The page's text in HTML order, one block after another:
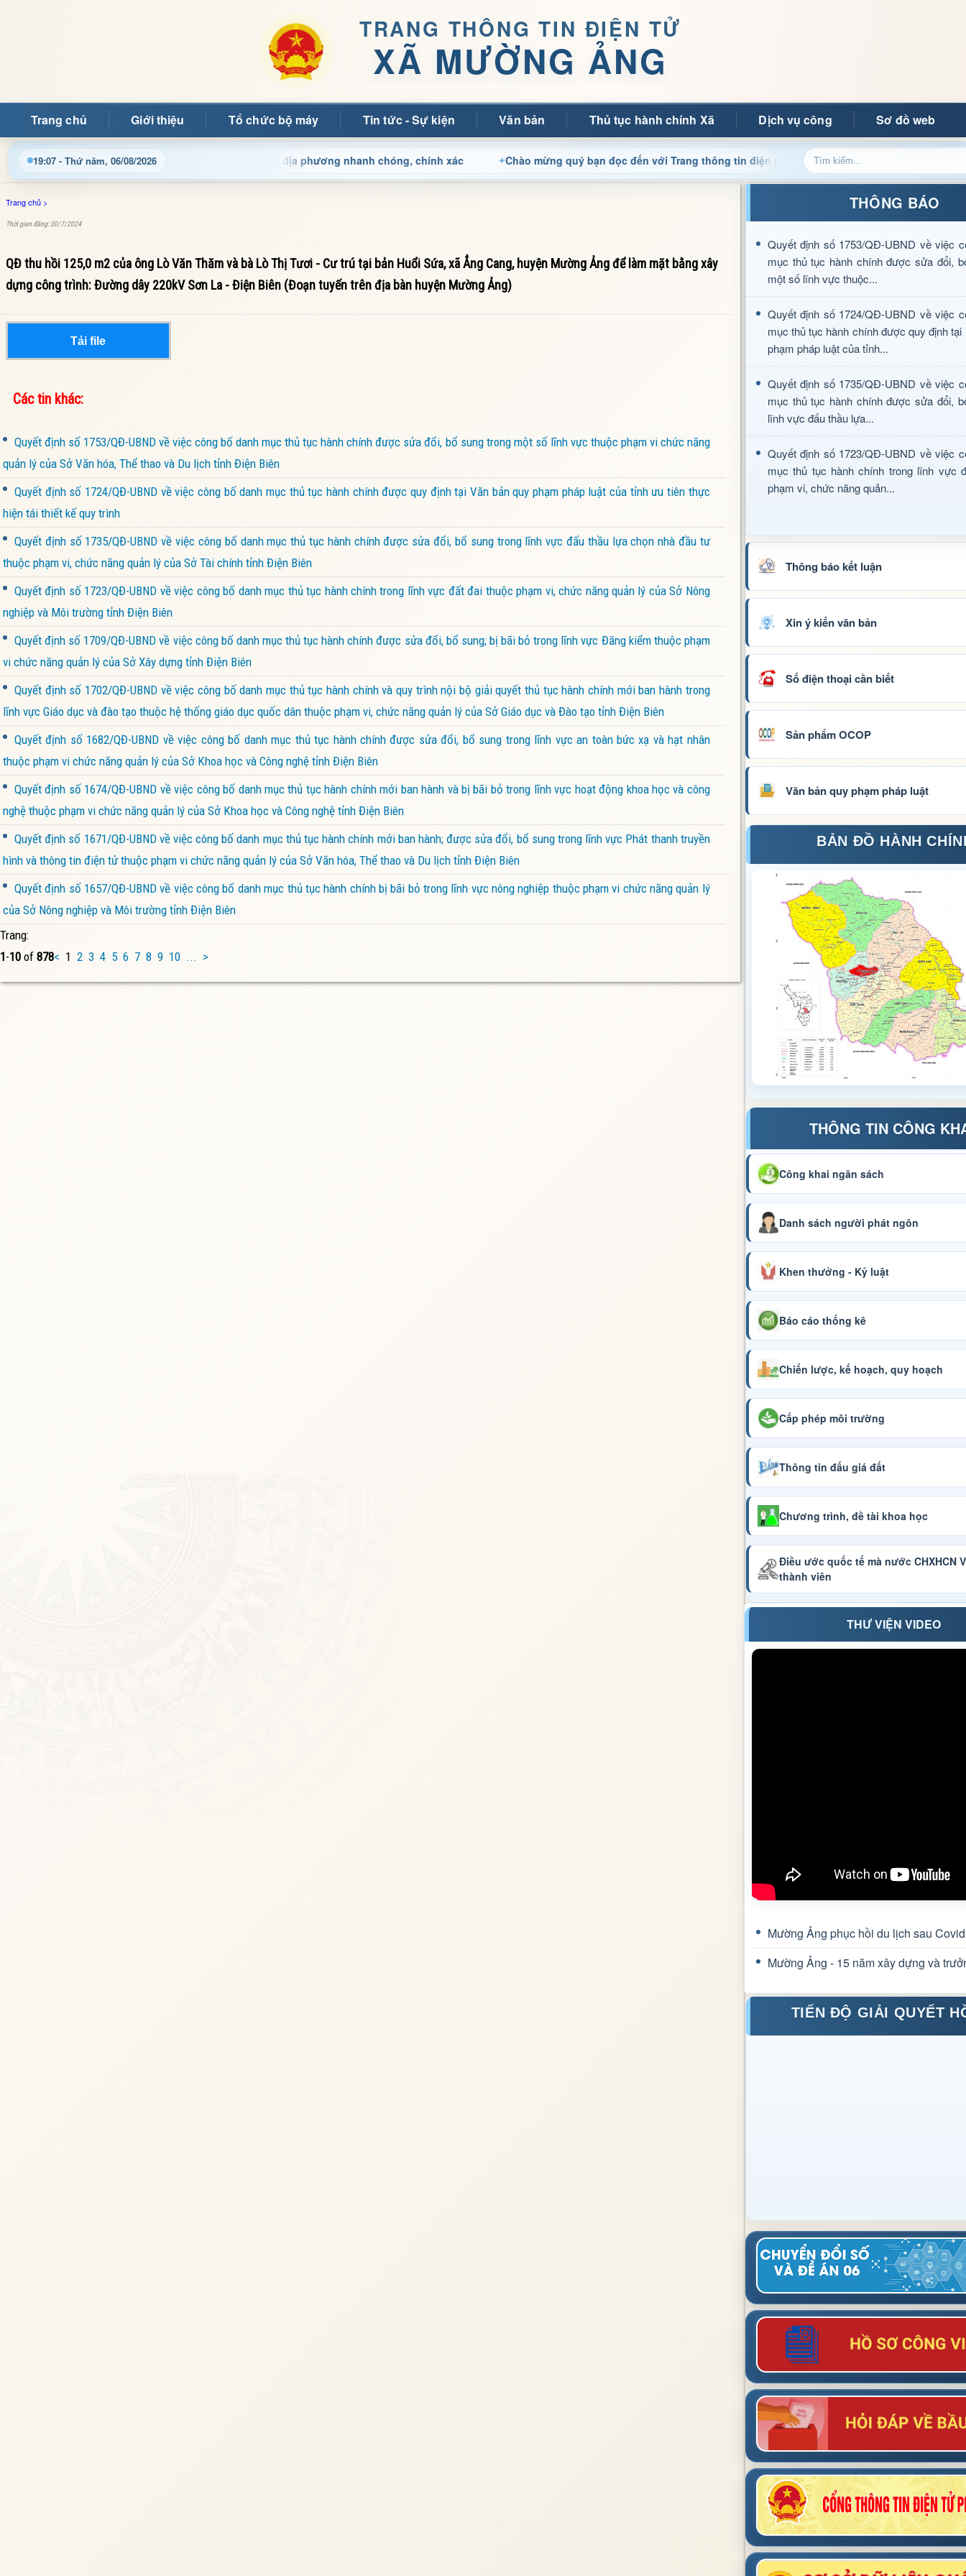
TRANG THÔNG TIN ĐIỆN TỬ
XÃ MƯỜNG ẢNG
Trang chủ Giới thiệu Tổ chức bộ máy Tin tức - Sự kiện Văn bản Thủ tục hành chính Xã Dịch vụ công Sơ đồ web
19:07 - Thứ năm, 06/08/2026
tin điều hành, thủ tục hành chính và tin tức địa phương nhanh chóng, chính xác Chào mừng quý bạn đọc đến với Trang thông tin điện tử xã Mường Ảng Cập nhật thông tin
Trang chủ >
Thời gian đăng: 30/7/2024
QĐ thu hồi 125,0 m2 của ông Lò Văn Thăm và bà Lò Thị Tươi - Cư trú tại bản Huổi Sứa, xã Ẳng Cang, huyện Mường Ảng để làm mặt bằng xây
dựng công trình: Đường dây 220kV Sơn La - Điện Biên (Đoạn tuyến trên địa bàn huyện Mường Ảng)
Tải file
Các tin khác:
Quyết định số 1753/QĐ-UBND về việc công bố danh mục thủ tục hành chính được sửa đổi, bổ sung trong một số lĩnh vực thuộc phạm vi chức năng
quản lý của Sở Văn hóa, Thể thao và Du lịch tỉnh Điện Biên
Quyết định số 1724/QĐ-UBND về việc công bố danh mục thủ tục hành chính được quy định tại Văn bản quy phạm pháp luật của tỉnh ưu tiên thực
hiện tái thiết kế quy trình
Quyết định số 1735/QĐ-UBND về việc công bố danh mục thủ tục hành chính được sửa đổi, bổ sung trong lĩnh vực đấu thầu lựa chọn nhà đầu tư
thuộc phạm vi, chức năng quản lý của Sở Tài chính tỉnh Điện Biên
Quyết định số 1723/QĐ-UBND về việc công bố danh mục thủ tục hành chính trong lĩnh vực đất đai thuộc phạm vi, chức năng quản lý của Sở Nông
nghiệp và Môi trường tỉnh Điện Biên
Quyết định số 1709/QĐ-UBND về việc công bố danh mục thủ tục hành chính được sửa đổi, bổ sung; bị bãi bỏ trong lĩnh vực Đăng kiểm thuộc phạm
vi chức năng quản lý của Sở Xây dựng tỉnh Điện Biên
Quyết định số 1702/QĐ-UBND về việc công bố danh mục thủ tục hành chính và quy trình nội bộ giải quyết thủ tục hành chính mới ban hành trong
lĩnh vực Giáo dục và đào tạo thuộc hệ thống giáo dục quốc dân thuộc phạm vi, chức năng quản lý của Sở Giáo dục và Đào tạo tỉnh Điện Biên
Quyết định số 1682/QĐ-UBND về việc công bố danh mục thủ tục hành chính được sửa đổi, bổ sung trong lĩnh vực an toàn bức xạ và hạt nhân
thuộc phạm vi chức năng quản lý của Sở Khoa học và Công nghệ tỉnh Điện Biên
Quyết định số 1674/QĐ-UBND về việc công bố danh mục thủ tục hành chính mới ban hành và bị bãi bỏ trong lĩnh vực hoạt động khoa học và công
nghệ thuộc phạm vi chức năng quản lý của Sở Khoa học và Công nghệ tỉnh Điện Biên
Quyết định số 1671/QĐ-UBND về việc công bố danh mục thủ tục hành chính mới ban hành; được sửa đổi, bổ sung trong lĩnh vực Phát thanh truyền
hình và thông tin điện tử thuộc phạm vi chức năng quản lý của Sở Văn hóa, Thể thao và Du lịch tỉnh Điện Biên
Quyết định số 1657/QĐ-UBND về việc công bố danh mục thủ tục hành chính bị bãi bỏ trong lĩnh vực nông nghiệp thuộc phạm vi chức năng quản lý
của Sở Nông nghiệp và Môi trường tỉnh Điện Biên
Trang:
1-10 of 878< 1 2 3 4 5 6 7 8 9 10 ... >
THÔNG BÁO
Quyết định số 1753/QĐ-UBND về việc
mục thủ tục hành chính được sửa đổi,
một số lĩnh vực thuộc...
Quyết định số 1724/QĐ-UBND về việc
mục thủ tục hành chính được quy định tại
phạm pháp luật của tỉnh...
Quyết định số 1735/QĐ-UBND về việc
mục thủ tục hành chính được sửa đổi,
lĩnh vực đấu thầu lựa...
Quyết định số 1723/QĐ-UBND về việc
mục thủ tục hành chính trong lĩnh vực
phạm vi, chức năng quản...
Thông báo kết luận
Xin ý kiến văn bản
Số điện thoại cần biết
Sản phẩm OCOP
Văn bản quy phạm pháp luật
BẢN ĐỒ HÀNH
THÔNG TIN CÔNG
Công khai ngân sách
Danh sách người phát ngôn
Khen thưởng - Kỷ luật
Báo cáo thống kê
Chiến lược, kế hoạch, quy hoạch
Cấp phép môi trường
Thông tin đấu giá đất
Chương trình, đề tài khoa học
Điều ước quốc tế mà nước CHXHCN
thành viên
THƯ VIỆN VIDEO
Mường Ảng phục hồi du lịch sau
Mường Ảng - 15 năm xây dựng và
TIẾN ĐỘ GIẢI QUYẾT